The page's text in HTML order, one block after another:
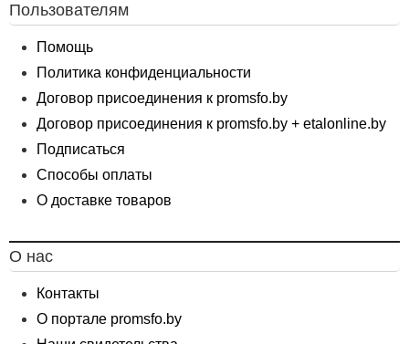
Пользователям
Помощь
Политика конфиденциальности
Договор присоединения к promsfo.by
Договор присоединения к promsfo.by + etalonline.by
Подписаться
Способы оплаты
О доставке товаров
О нас
Контакты
О портале promsfo.by